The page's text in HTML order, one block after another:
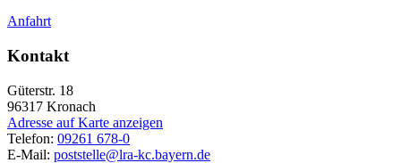
Anfahrt
Kontakt
Güterstr. 18
96317 Kronach
Adresse auf Karte anzeigen
Telefon: 09261 678-0
E-Mail: poststelle@lra-kc.bayern.de